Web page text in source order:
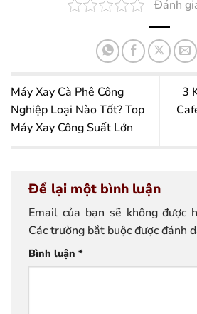
Đánh
Máy Xay Cà Phê Công
Nghiệp Loại Nào Tốt? Top
Máy Xay Công Suất Lớn
3
Để lại một bình luận
Email của bạn sẽ không được
Các trường bắt buộc được đánh
Bình luận *